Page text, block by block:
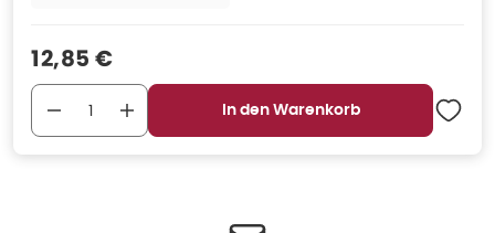
Verkaufspreis
12,85 €
In den Warenkorb